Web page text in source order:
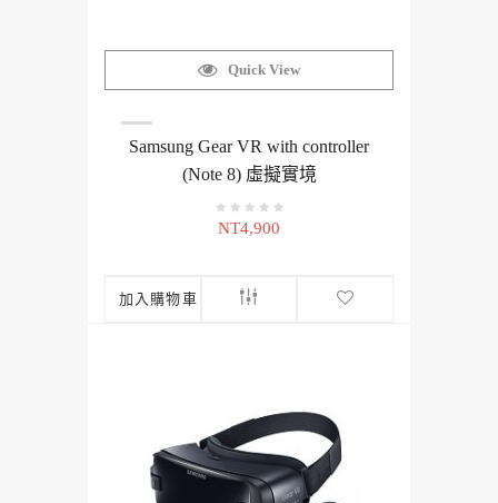
Quick View
Samsung Gear VR with controller
(Note 8) 虛擬實境
NT4,900
加入購物車